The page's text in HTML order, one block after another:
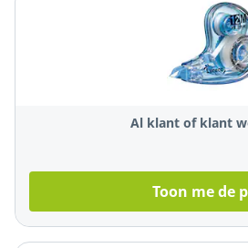
Al klant of klant
Toon me de